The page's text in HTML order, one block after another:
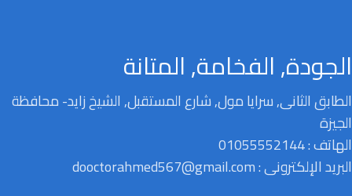
الجودة, الفخامة, المتانة
الطابق الثانى, سرايا مول, شارع المستقبل, الشيخ زايد- محافظة
الجيزة
الهاتف : 01055552144
البريد الإلكترونى : dooctorahmed567@gmail.com